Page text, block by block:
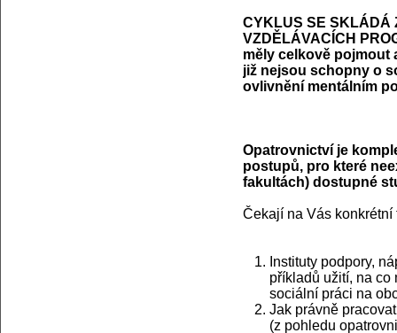
CYKLUS SE SKLÁDÁ
VZDĚLÁVACÍCH
měly celkově pojmout
již nejsou schopny o
ovlivnění mentálním
Opatrovnictví je
postupů, pro které
fakultách) dostupné
Čekají na Vás konkrétní
Instituty podpory,
příkladů užití, na co
sociální práci na
Jak právně
(z pohledu